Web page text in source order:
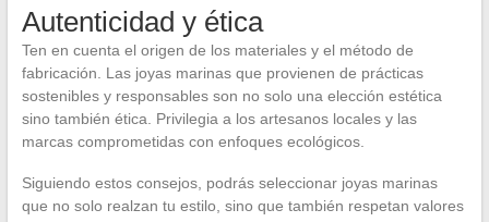
Autenticidad y ética
Ten en cuenta el origen de los materiales y el método de
fabricación. Las joyas marinas que provienen de prácticas
sostenibles y responsables son no solo una elección estética
sino también ética. Privilegia a los artesanos locales y las
marcas comprometidas con enfoques ecológicos.
Siguiendo estos consejos, podrás seleccionar joyas marinas
que no solo realzan tu estilo, sino que también respetan valores